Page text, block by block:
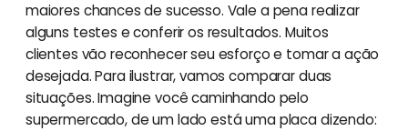
maiores chances de sucesso. Vale a pena realizar
alguns testes e conferir os resultados. Muitos
clientes vão reconhecer seu esforço e tomar a ação
desejada. Para ilustrar, vamos comparar duas
situações. Imagine você caminhando pelo
supermercado, de um lado está uma placa dizendo: